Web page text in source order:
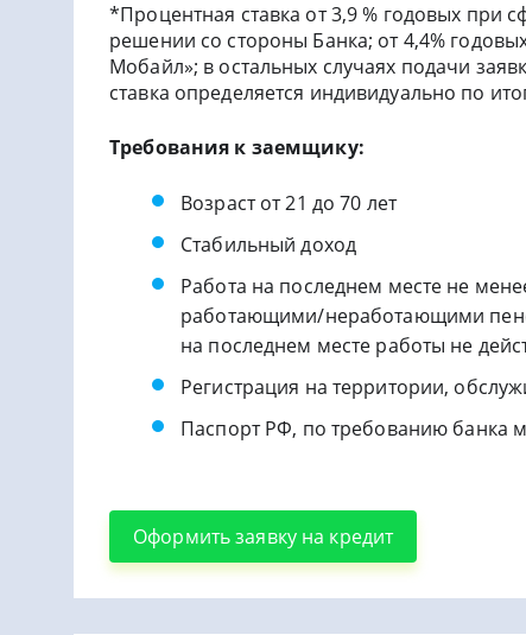
*Процентная ставка от 3,9 % годовых
решении со стороны Банка; от 4,4%
Мобайл»; в остальных случаях подачи
ставка определяется индивидуально по
Требования к заемщику:
Возраст от 21 до 70 лет
Стабильный доход
Работа на последнем месте не
работающими/неработающими
на последнем месте работы не
Регистрация на территории,
Паспорт РФ, по требованию банка
Оформить заявку на кредит